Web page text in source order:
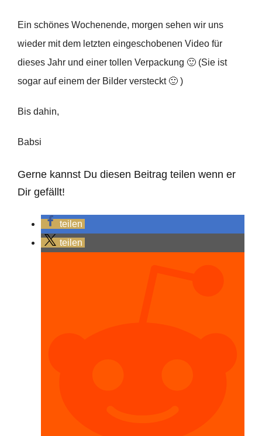
Ein schönes Wochenende, morgen sehen wir uns
wieder mit dem letzten eingeschobenen Video für
dieses Jahr und einer tollen Verpackung 🙂 (Sie ist
sogar auf einem der Bilder versteckt 🙂 )
Bis dahin,
Babsi
Gerne kannst Du diesen Beitrag teilen wenn er
Dir gefällt!
teilen
teilen